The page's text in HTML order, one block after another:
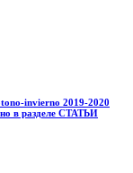
invierno 2019-2020
в разделе СТАТЬИ